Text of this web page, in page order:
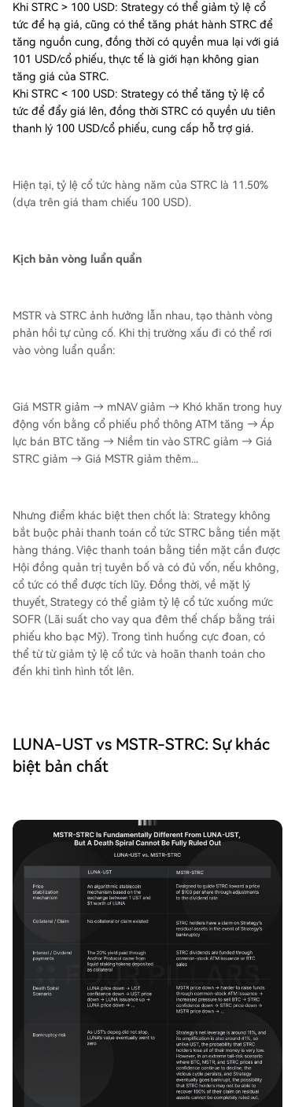
Khi STRC > 100 USD: Strategy có thể giảm tỷ lệ cổ
tức để hạ giá, cũng có thể tăng phát hành STRC để
tăng nguồn cung, đồng thời có quyền mua lại với giá
101 USD/cổ phiếu, thực tế là giới hạn không gian
tăng giá của STRC.
Khi STRC < 100 USD: Strategy có thể tăng tỷ lệ cổ
tức để đẩy giá lên, đồng thời STRC có quyền ưu tiên
thanh lý 100 USD/cổ phiếu, cung cấp hỗ trợ giá.
Hiện tại, tỷ lệ cổ tức hàng năm của STRC là 11.50%
(dựa trên giá tham chiếu 100 USD).
Kịch bản vòng luẩn quẩn
MSTR và STRC ảnh hưởng lẫn nhau, tạo thành vòng
phản hồi tự củng cố. Khi thị trường xấu đi có thể rơi
vào vòng luẩn quẩn:
Giá MSTR giảm → mNAV giảm → Khó khăn trong huy
động vốn bằng cổ phiếu phổ thông ATM tăng → Áp
lực bán BTC tăng → Niềm tin vào STRC giảm → Giá
STRC giảm → Giá MSTR giảm thêm...
Nhưng điểm khác biệt then chốt là: Strategy không
bắt buộc phải thanh toán cổ tức STRC bằng tiền mặt
hàng tháng. Việc thanh toán bằng tiền mặt cần được
Hội đồng quản trị tuyên bố và có đủ vốn, nếu không,
cổ tức có thể được tích lũy. Đồng thời, về mặt lý
thuyết, Strategy có thể giảm tỷ lệ cổ tức xuống mức
SOFR (Lãi suất cho vay qua đêm thế chấp bằng trái
phiếu kho bạc Mỹ). Trong tình huống cực đoan, có
thể từ từ giảm tỷ lệ cổ tức và hoãn thanh toán cho
đến khi tình hình tốt lên.
LUNA-UST vs MSTR-STRC: Sự khác
biệt bản chất